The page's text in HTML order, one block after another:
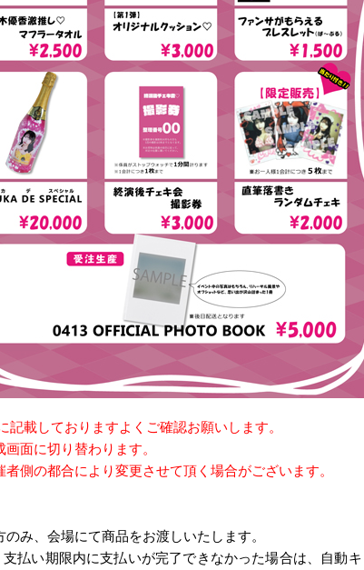
記載しておりますよくご確認お願いします。
面に切り替わります。
側の都合により変更させて頂く場合がございます。
み、会場にて商品をお渡しいたします。
払い期限内に支払いが完了できなかった場合は、自動